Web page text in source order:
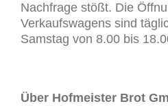
Nachfrage stößt. Die
Verkaufswagens sind
Samstag von 8.00 bis
Über Hofmeister Brot